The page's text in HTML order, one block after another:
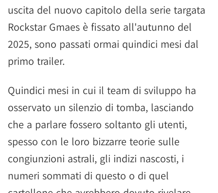
uscita del nuovo capitolo della serie targata
Rockstar Gmaes è fissato all'autunno del
2025, sono passati ormai quindici mesi dal
primo trailer.
Quindici mesi in cui il team di sviluppo ha
osservato un silenzio di tomba, lasciando
che a parlare fossero soltanto gli utenti,
spesso con le loro bizzarre teorie sulle
congiunzioni astrali, gli indizi nascosti, i
numeri sommati di questo o di quel